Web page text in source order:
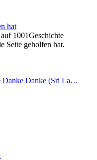
hat
1001Geschichte
Seite geholfen hat.
Danke Danke (Sri La…